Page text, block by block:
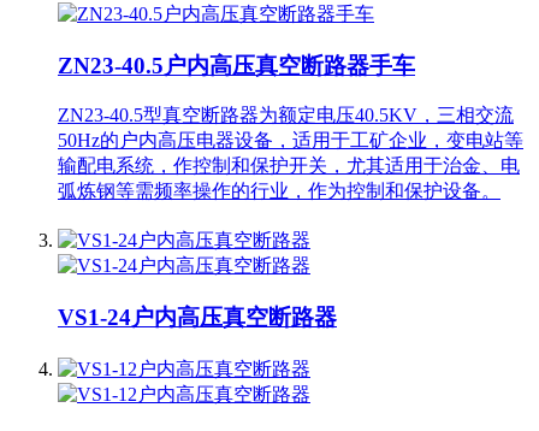
ZN23-40.5户内高压真空断路器手车
ZN23-40.5型真空断路器为额定电压40.5KV，三相交流
50Hz的户内高压电器设备，适用于工矿企业，变电站等
输配电系统，作控制和保护开关，尤其适用于治金、电
弧炼钢等需频率操作的行业，作为控制和保护设备。
VS1-24户内高压真空断路器